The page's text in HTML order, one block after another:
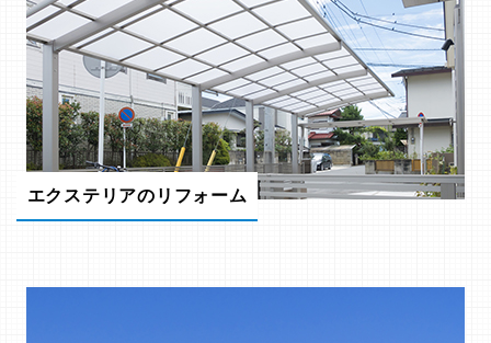
エクステリアのリフォーム